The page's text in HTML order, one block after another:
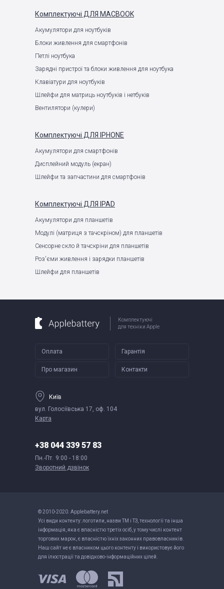
Комплектуючі ДЛЯ MACBOOK
Акумулятори для ноутбуків
Блоки живлення для смартфонів
Петлі ноутбука
Зарядні пристрої та блоки живлення для ноутбука
Клавіатури для ноутбуків
Шлейфи для матриць ноутбуків і нетбуків
Вентилятори (кулери)
Комплектуючі ДЛЯ IPHONE
Акумулятори для смартфонів
Дисплейний модуль (екран)
Шлейфи та запчастини для смартфонів
Комплектуючі ДЛЯ IPAD
Акумулятори для планшетів
Модулі (матриця з тачскріном) для планшетів
Сенсорне скло й тачскріни для планшетів
Роз'єми живлення і зарядки планшетів
Шлейфи для планшетів
Комплектуючі
для техніки Apple
Оплата Гарантія
Про магазин Контакти
Київ
вул. Голосіївська 17, оф. 104
Карта
+38 044 339 57 83
Пн.-Пт. 9:00 - 18:00
Зворотний дзвінок
© 2010-2020. Applebattery.net
Усі види контенту: логотипи, назви ТМ і ТЗ, технології та інша
інформація, яка є власністю третіх осіб, у тому числі контент
торгових марок, є власністю їхніх законних правовласників.
Наш сайт не є власником цього контенту і використовує його
для ілюстрації та довідково-інформаційних цілей.